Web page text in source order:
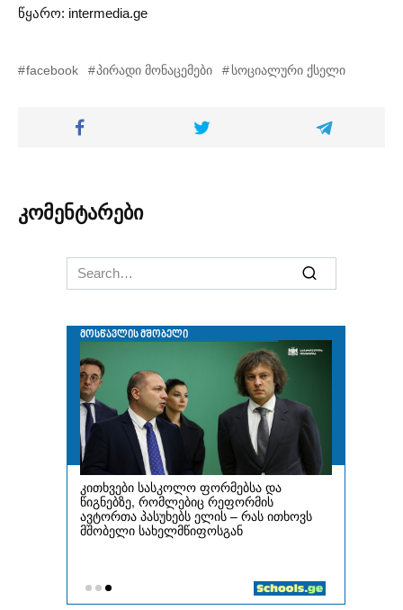
წყარო: intermedia.ge
facebook პირადი მონაცემები სოციალური ქსელი
კომენტარები
Search
for: